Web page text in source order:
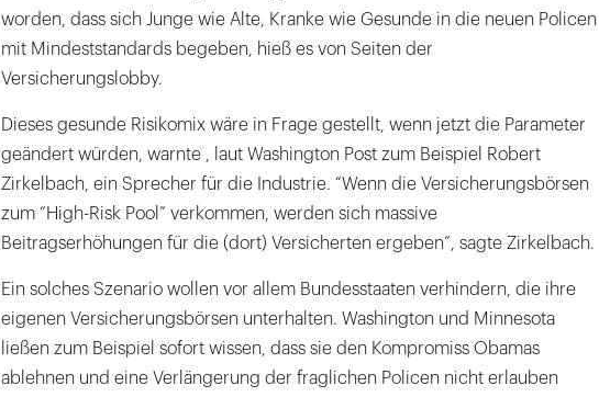
worden, dass sich Junge wie Alte, Kranke wie Gesunde in die neuen Policen
mit Mindeststandards begeben, hieß es von Seiten der
Versicherungslobby.
Dieses gesunde Risikomix wäre in Frage gestellt, wenn jetzt die Parameter
geändert würden, warnte , laut Washington Post zum Beispiel Robert
Zirkelbach, ein Sprecher für die Industrie. “Wenn die Versicherungsbörsen
zum “High-Risk Pool” verkommen, werden sich massive
Beitragserhöhungen für die (dort) Versicherten ergeben”, sagte Zirkelbach.
Ein solches Szenario wollen vor allem Bundesstaaten verhindern, die ihre
eigenen Versicherungsbörsen unterhalten. Washington und Minnesota
ließen zum Beispiel sofort wissen, dass sie den Kompromiss Obamas
ablehnen und eine Verlängerung der fraglichen Policen nicht erlauben